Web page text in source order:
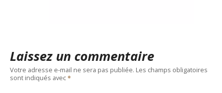
Laissez un commentaire
Votre adresse e-mail ne sera pas publiée. Les champs obligatoires
sont indiqués avec